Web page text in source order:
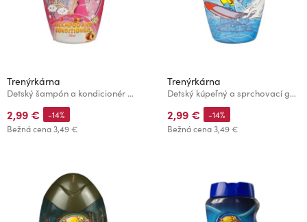
Trenýrkárna
Detský šampón a kondicionér Máša a medveď 200 ml
2,99 €
Bežná cena3,49 €
-14%
Trenýrkárna
Detský kúpeľný a sprchovací gél Šmolkovia 200 ml
2,99 €
Bežná cena3,49 €
-14%